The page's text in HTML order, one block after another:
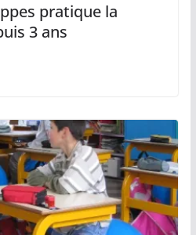
pratique la
3 ans